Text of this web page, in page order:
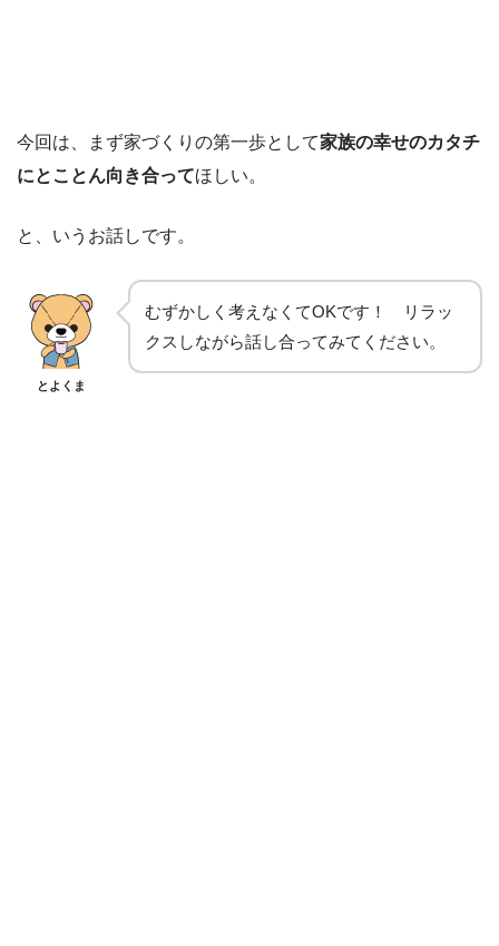
今回は、まず家づくりの第一歩として家族の幸せのカタチ
にとことん向き合ってほしい。
と、いうお話しです。
とよくま
むずかしく考えなくてOKです！ リラッ
クスしながら話し合ってみてください。